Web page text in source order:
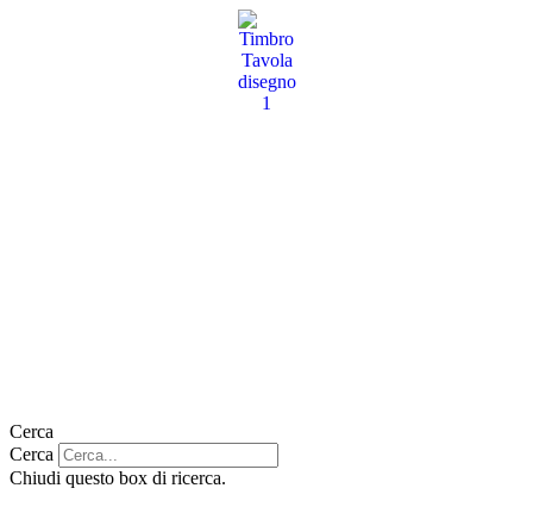
Cerca
Cerca
Chiudi questo box di ricerca.